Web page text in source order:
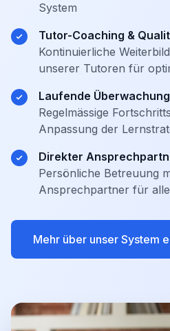
System
Tutor-Coaching &
Kontinuierliche
unserer Tutoren für
Laufende
Regelmässige
Anpassung der
Direkter
Persönliche Betreuung
Ansprechpartner für
Mehr über unser System